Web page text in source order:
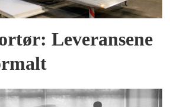
Leveransene